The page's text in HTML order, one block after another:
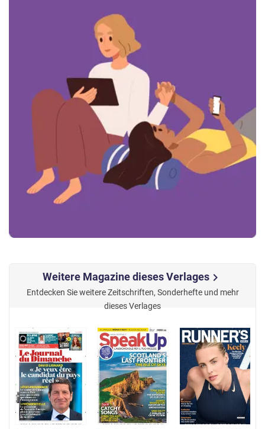
Weitere Magazine dieses Verlageschevron_right
Entdecken Sie weitere Zeitschriften, Sonderhefte und mehr
dieses Verlages